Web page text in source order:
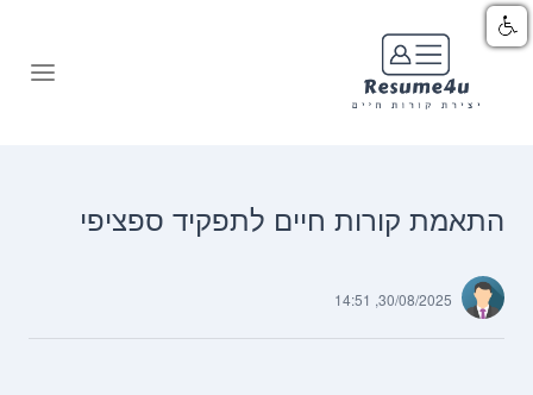
התאמת קורות חיים לתפקיד ספציפי
30/08/2025, 14:51